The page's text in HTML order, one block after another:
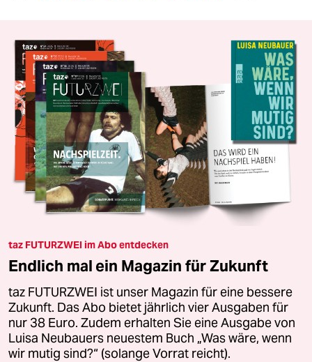
taz FUTURZWEI im Abo entdecken
Endlich mal ein Magazin für Zukunft
taz FUTURZWEI ist unser Magazin für eine bessere
Zukunft. Das Abo bietet jährlich vier Ausgaben für
nur 38 Euro. Zudem erhalten Sie eine Ausgabe von
Luisa Neubauers neuestem Buch „Was wäre, wenn
wir mutig sind?“ (solange Vorrat reicht).